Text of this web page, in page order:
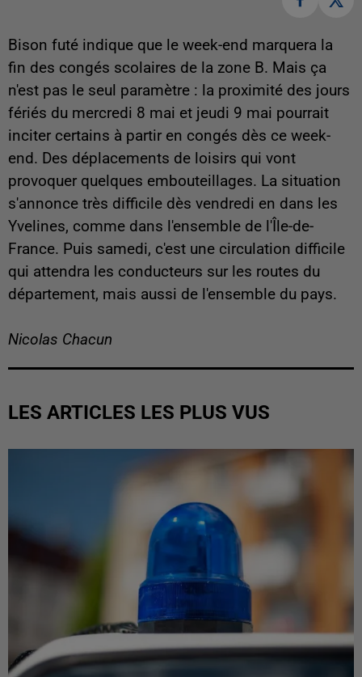
Bison futé indique que le week-end marquera la
fin des congés scolaires de la zone B. Mais ça
n'est pas le seul paramètre : la proximité des jours
fériés du mercredi 8 mai et jeudi 9 mai pourrait
inciter certains à partir en congés dès ce week-
end. Des déplacements de loisirs qui vont
provoquer quelques embouteillages. La situation
s'annonce très difficile dès vendredi en dans les
Yvelines, comme dans l'ensemble de l'Île-de-
France. Puis samedi, c'est une circulation difficile
qui attendra les conducteurs sur les routes du
département, mais aussi de l'ensemble du pays.
Nicolas Chacun
LES ARTICLES LES PLUS VUS